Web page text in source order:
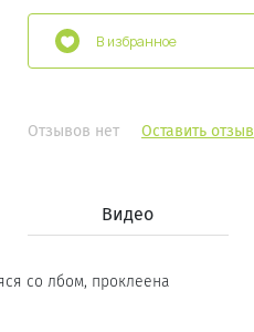
В избранное
Отзывов нет Оставить отзыв
Видео
со лбом, проклеена